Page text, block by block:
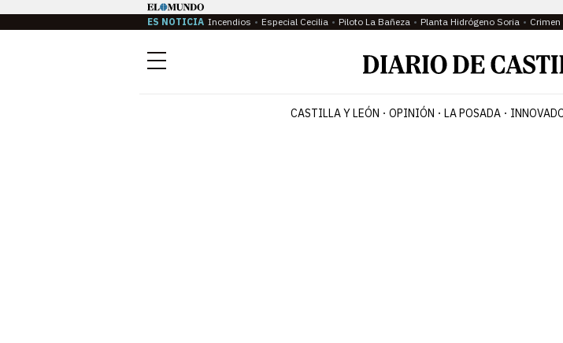
ES NOTICIA Incendios Especial Cecilia Piloto La Bañeza Planta Hidrógeno Soria
Menú
CASTILLA Y LEÓN OPINIÓN LA POSADA